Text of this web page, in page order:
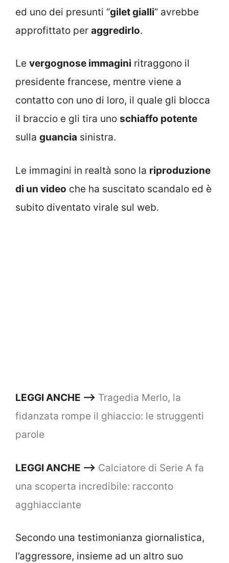
ed uno dei presunti “gilet gialli” avrebbe
approfittato per aggredirlo.
Le vergognose immagini ritraggono il
presidente francese, mentre viene a
contatto con uno di loro, il quale gli blocca
il braccio e gli tira uno schiaffo potente
sulla guancia sinistra.
Le immagini in realtà sono la riproduzione
di un video che ha suscitato scandalo ed è
subito diventato virale sul web.
LEGGI ANCHE —–> Tragedia Merlo, la
fidanzata rompe il ghiaccio: le struggenti
parole
LEGGI ANCHE –> Calciatore di Serie A fa
una scoperta incredibile: racconto
agghiacciante
Secondo una testimonianza giornalistica,
l’aggressore, insieme ad un altro suo